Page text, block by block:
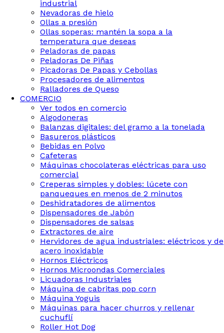
industrial
Nevadoras de hielo
Ollas a presión
Ollas soperas: mantén la sopa a la
temperatura que deseas
Peladoras de papas
Peladoras De Piñas
Picadoras De Papas y Cebollas
Procesadores de alimentos
Ralladores de Queso
COMERCIO
Ver todos en comercio
Algodoneras
Balanzas digitales: del gramo a la tonelada
Basureros plásticos
Bebidas en Polvo
Cafeteras
Máquinas chocolateras eléctricas para uso
comercial
Creperas simples y dobles: lúcete con
panqueques en menos de 2 minutos
Deshidratadores de alimentos
Dispensadores de Jabón
Dispensadores de salsas
Extractores de aire
Hervidores de agua industriales: eléctricos y de
acero inoxidable
Hornos Eléctricos
Hornos Microondas Comerciales
Licuadoras Industriales
Máquina de cabritas pop corn
Máquina Yoguis
Máquinas para hacer churros y rellenar
cuchuflí
Roller Hot Dog